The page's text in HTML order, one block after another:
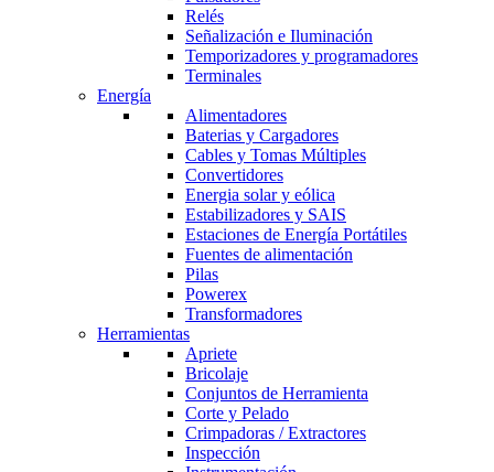
Relés
Señalización e Iluminación
Temporizadores y programadores
Terminales
Energía
Alimentadores
Baterias y Cargadores
Cables y Tomas Múltiples
Convertidores
Energia solar y eólica
Estabilizadores y SAIS
Estaciones de Energía Portátiles
Fuentes de alimentación
Pilas
Powerex
Transformadores
Herramientas
Apriete
Bricolaje
Conjuntos de Herramienta
Corte y Pelado
Crimpadoras / Extractores
Inspección